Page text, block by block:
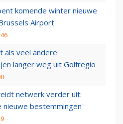
komende winter nieuwe
Airport
als veel andere
langer weg uit Golfregio
netwerk verder uit:
nieuwe bestemmingen